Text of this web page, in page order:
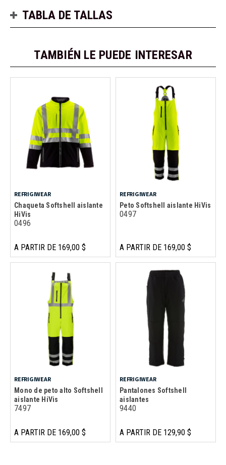
TABLA DE TALLAS
TAMBIÉN LE PUEDE INTERESAR
REFRIGIWEAR
Chaqueta Softshell aislante
HiVis
0496
A PARTIR DE 169,00 $
REFRIGIWEAR
Peto Softshell aislante HiVis
0497
A PARTIR DE 169,00 $
REFRIGIWEAR
Mono de peto alto Softshell
aislante HiVis
7497
A PARTIR DE 169,00 $
REFRIGIWEAR
Pantalones Softshell
aislantes
9440
A PARTIR DE 129,90 $